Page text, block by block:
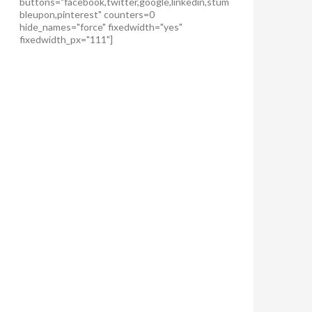
bleupon,pinterest" counters=0
hide_names="force" fixedwidth="yes"
fixedwidth_px="111"]